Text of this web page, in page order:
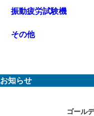
振動疲労試験機
その他
お知らせ
ゴール